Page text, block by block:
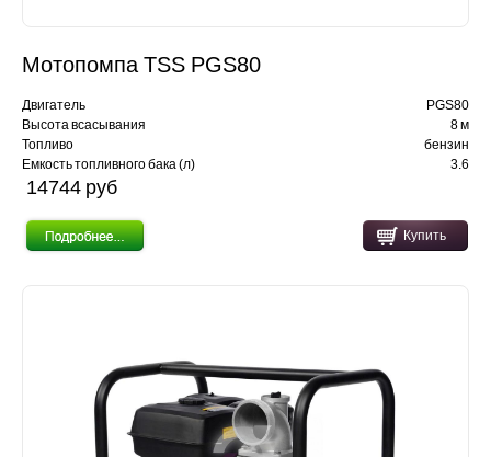
Мотопомпа TSS PGS80
Двигатель
PGS80
Высота всасывания
8 м
Топливо
бензин
Емкость топливного бака (л)
3.6
14744 pуб
Купить